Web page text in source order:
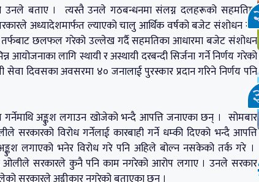
उनले बताए । त्यस्तै उनले गठबन्धनमा संलग्न दलहरूको सहमतिमा
अध्यादेशमार्फत ल्याएको चालु आर्थिक वर्षको बजेट संशोधन गर्ने
तर्फबाट छलफल गरेको उल्लेख गर्दै सहमतिका आधारमा बजेट संशोधन
लागि स्थायी र अस्थायी दरबन्दी सिर्जना गर्ने निर्णय गरेको
सेवा दिवसका अवसरमा ४० जनालाई पुरस्कार प्रदान गरिने निर्णय पनि
अङ्कुश लगाउन खोजेको भन्दै आपत्ति जनाएका छन् । सोमबार
विरोध गर्नेलाई कारबाही गर्ने धम्की दिएको भन्दै आपत्ति
लगाएको भनेर विरोध गरे पनि अहिले बोल्न नसकेको तर्क गरे ।
ओलीले सरकारले कुनै पनि काम नगरेको आरोप लगाए । उनले सरकार